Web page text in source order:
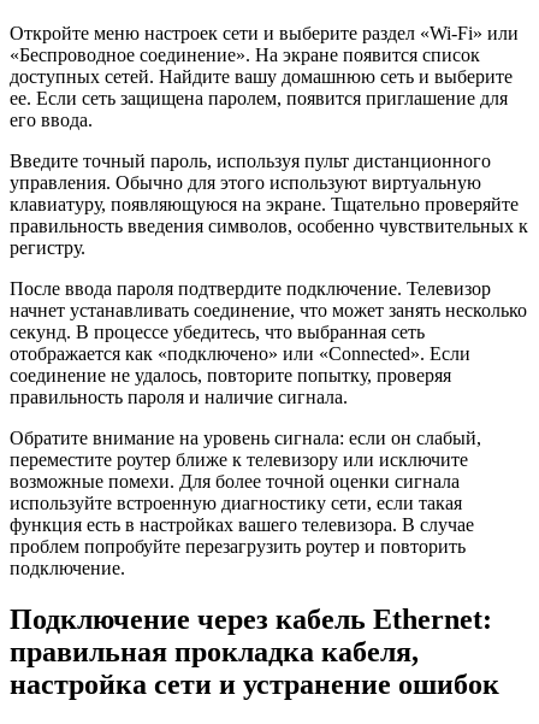
Откройте меню настроек сети и выберите раздел «Wi-Fi» или
«Беспроводное соединение». На экране появится список
доступных сетей. Найдите вашу домашнюю сеть и выберите
ее. Если сеть защищена паролем, появится приглашение для
его ввода.
Введите точный пароль, используя пульт дистанционного
управления. Обычно для этого используют виртуальную
клавиатуру, появляющуюся на экране. Тщательно проверяйте
правильность введения символов, особенно чувствительных к
регистру.
После ввода пароля подтвердите подключение. Телевизор
начнет устанавливать соединение, что может занять несколько
секунд. В процессе убедитесь, что выбранная сеть
отображается как «подключено» или «Connected». Если
соединение не удалось, повторите попытку, проверяя
правильность пароля и наличие сигнала.
Обратите внимание на уровень сигнала: если он слабый,
переместите роутер ближе к телевизору или исключите
возможные помехи. Для более точной оценки сигнала
используйте встроенную диагностику сети, если такая
функция есть в настройках вашего телевизора. В случае
проблем попробуйте перезагрузить роутер и повторить
подключение.
Подключение через кабель Ethernet:
правильная прокладка кабеля,
настройка сети и устранение ошибок